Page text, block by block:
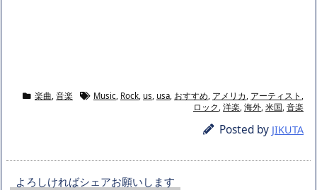
楽曲 音楽 Music Rock us usa おすすめ アメリカ アーティスト
ロック 洋楽 海外 米国 音楽
Posted by JIKUTA
よろしければシェアお願いします